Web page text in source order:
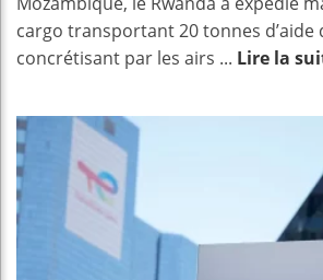
cargo transportant 20 tonnes d’aide
concrétisant par les airs ... Lire la